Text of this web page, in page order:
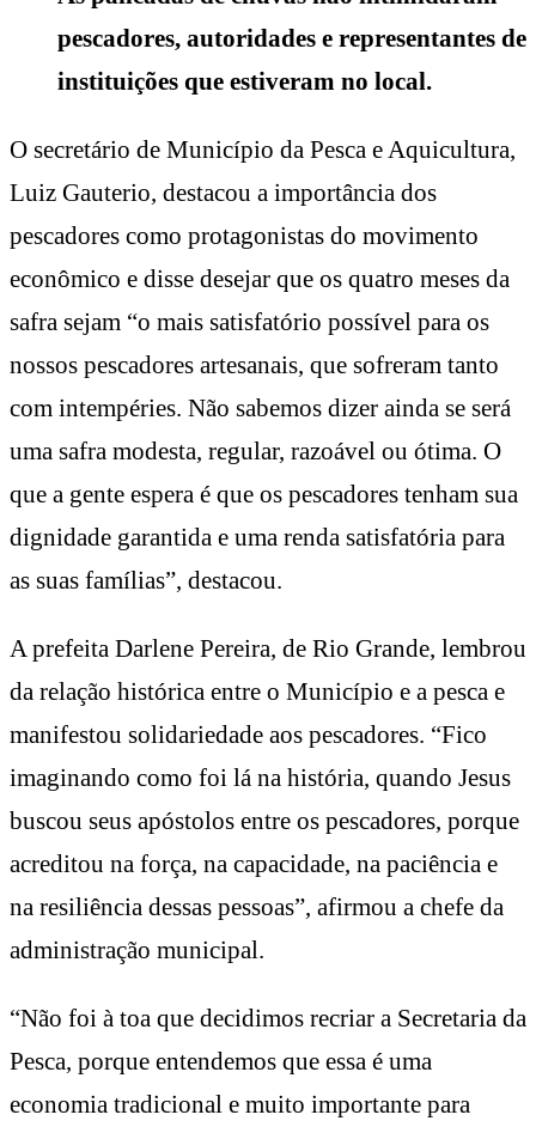
pescadores, autoridades e representantes de
instituições que estiveram no local.
O secretário de Município da Pesca e Aquicultura,
Luiz Gauterio, destacou a importância dos
pescadores como protagonistas do movimento
econômico e disse desejar que os quatro meses da
safra sejam “o mais satisfatório possível para os
nossos pescadores artesanais, que sofreram tanto
com intempéries. Não sabemos dizer ainda se será
uma safra modesta, regular, razoável ou ótima. O
que a gente espera é que os pescadores tenham sua
dignidade garantida e uma renda satisfatória para
as suas famílias”, destacou.
A prefeita Darlene Pereira, de Rio Grande, lembrou
da relação histórica entre o Município e a pesca e
manifestou solidariedade aos pescadores. “Fico
imaginando como foi lá na história, quando Jesus
buscou seus apóstolos entre os pescadores, porque
acreditou na força, na capacidade, na paciência e
na resiliência dessas pessoas”, afirmou a chefe da
administração municipal.
“Não foi à toa que decidimos recriar a Secretaria da
Pesca, porque entendemos que essa é uma
economia tradicional e muito importante para